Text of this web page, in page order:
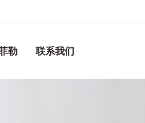
勒 联系我们